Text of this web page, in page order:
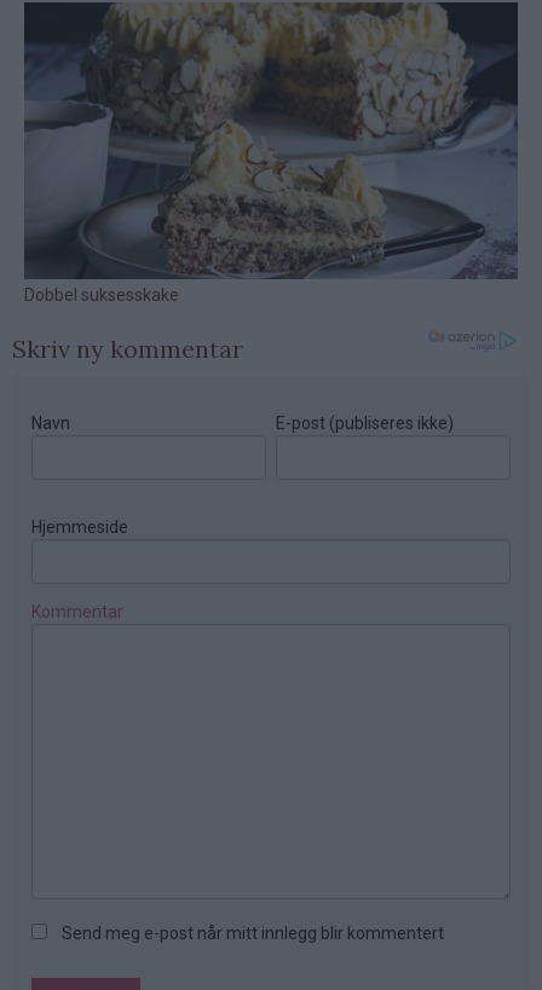
Skriv ny kommentar
Navn E-post (publiseres ikke)
Hjemmeside
Kommentar
Send meg e-post når mitt innlegg blir kommentert